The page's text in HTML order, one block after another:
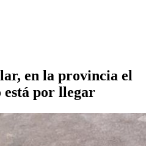
en la provincia el
está por llegar